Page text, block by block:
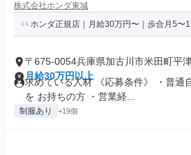
株式会社ホンダ東城
ホンダ正規店｜月給30万円〜｜歩合月5〜
〒675-0054兵庫県加古川市米田町平
月給30万円以上
求めている人材 《応募条件》 ・普通
を お持ちの方 ・営業経...
制服あり +19個